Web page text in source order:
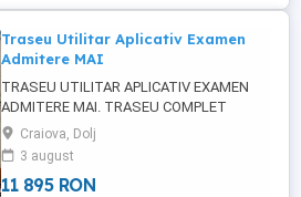
Traseu Utilitar Aplicativ Examen
Admitere MAI
TRASEU UTILITAR APLICATIV EXAMEN
ADMITERE MAI. TRASEU COMPLET
PENTRU ANTRENAMENT SI PREGATIRE
ADMITERE MAI, POLITIE, JANDARMERIE,
POMPIERI, ARMATA Pregateste-te corect
pentru examenul sportiv MAI cu un traseu
Craiova, Dolj
3 august
11 895 RON